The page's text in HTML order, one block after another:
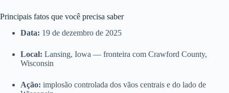
Principais fatos que você precisa saber
Data: 19 de dezembro de 2025
Local: Lansing, Iowa — fronteira com Crawford County,
Wisconsin
Ação: implosão controlada dos vãos centrais e do lado de